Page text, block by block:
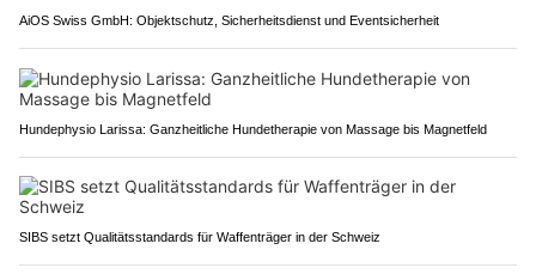
AiOS Swiss GmbH: Objektschutz, Sicherheitsdienst und Eventsicherheit
Hundephysio Larissa: Ganzheitliche Hundetherapie von Massage bis Magnetfeld
SIBS setzt Qualitätsstandards für Waffenträger in der Schweiz